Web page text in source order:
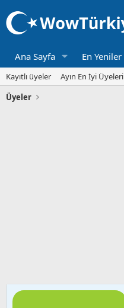
Ana Sayfa En Yeniler
Kayıtlı üyeler Ayın En İyi Üyeleri
Üyeler